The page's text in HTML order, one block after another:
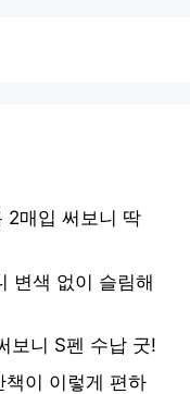
2매입 써보니 딱
변색 없이 슬림해
보니 S펜 수납 굿!
이 이렇게 편하